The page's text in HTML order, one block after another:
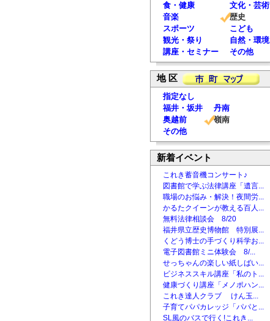
食・健康
文化・芸術
音楽
歴史
スポーツ
こども
観光・祭り
自然・環境
講座・セミナー
その他
地 区
指定なし
福井・坂井
丹南
奥越前
嶺南
その他
新着イベント
これき蓄音機コンサート♪
図書館で学ぶ法律講座「遺言...
職場のお悩み・解決！夜間労...
かるたクイーンが教える百人...
無料法律相談会 8/20
福井県立歴史博物館 特別展...
くどう博士の手づくり科学お...
電子図書館ミニ体験会 8/...
せっちゃんの楽しい紙しばい...
ビジネススキル講座「私のト...
健康づくり講座「メノポハン...
これき達人クラブ けん玉...
子育てパパカレッジ「パパと...
SL風のバスで行く!これき...